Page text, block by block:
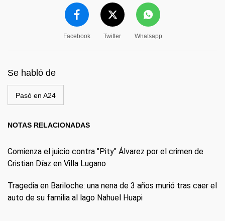
Facebook Twitter Whatsapp
Se habló de
Pasó en A24
NOTAS RELACIONADAS
Comienza el juicio contra "Pity" Álvarez por el crimen de
Cristian Díaz en Villa Lugano
Tragedia en Bariloche: una nena de 3 años murió tras caer el
auto de su familia al lago Nahuel Huapi